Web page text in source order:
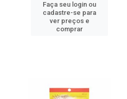
Faça seu login ou
cadastre-se para
ver preços e
comprar